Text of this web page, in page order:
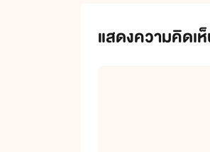
แสดงความคิดเ